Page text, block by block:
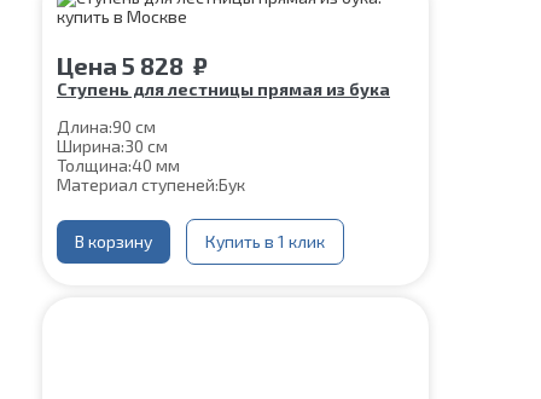
Цена 5 828 ₽
Ступень для лестницы прямая из бука
Длина:90 см
Ширина:30 см
Толщина:40 мм
Материал ступеней:Бук
В корзину Купить в 1 клик